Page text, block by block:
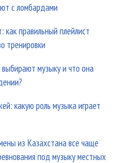
с ломбардами
как правильный плейлист
тренировки
музыку и что она
какую роль музыка играет
из Казахстана все чаще
под музыку местных